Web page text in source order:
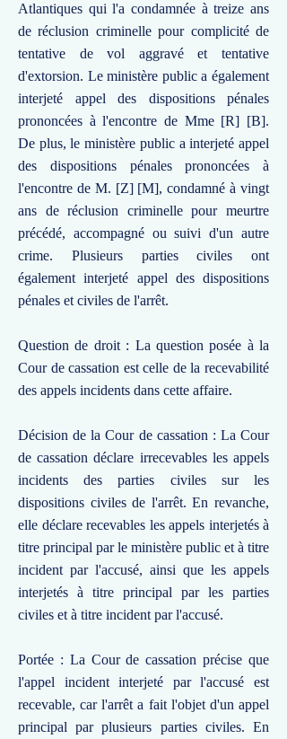
Atlantiques qui l'a condamnée à treize ans
de réclusion criminelle pour complicité de
tentative de vol aggravé et tentative
d'extorsion. Le ministère public a également
interjeté appel des dispositions pénales
prononcées à l'encontre de Mme [R] [B].
De plus, le ministère public a interjeté appel
des dispositions pénales prononcées à
l'encontre de M. [Z] [M], condamné à vingt
ans de réclusion criminelle pour meurtre
précédé, accompagné ou suivi d'un autre
crime. Plusieurs parties civiles ont
également interjeté appel des dispositions
pénales et civiles de l'arrêt.
Question de droit : La question posée à la
Cour de cassation est celle de la recevabilité
des appels incidents dans cette affaire.
Décision de la Cour de cassation : La Cour
de cassation déclare irrecevables les appels
incidents des parties civiles sur les
dispositions civiles de l'arrêt. En revanche,
elle déclare recevables les appels interjetés à
titre principal par le ministère public et à titre
incident par l'accusé, ainsi que les appels
interjetés à titre principal par les parties
civiles et à titre incident par l'accusé.
Portée : La Cour de cassation précise que
l'appel incident interjeté par l'accusé est
recevable, car l'arrêt a fait l'objet d'un appel
principal par plusieurs parties civiles. En